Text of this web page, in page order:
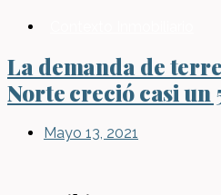
La demanda de
Norte creció casi un
Mayo 13, 2021